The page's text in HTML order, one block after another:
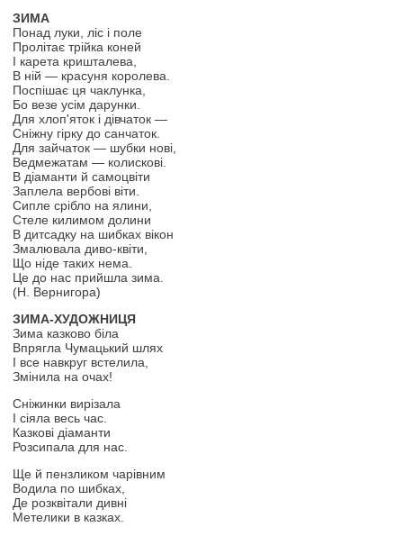
ЗИМА
Понад луки, ліс і поле
Пролітає трійка коней
І карета кришталева,
В ній — красуня королева.
Поспішає ця чаклунка,
Бо везе усім дарунки.
Для хлоп'яток і дівчаток —
Сніжну гірку до санчаток.
Для зайчаток — шубки нові,
Ведмежатам — колискові.
В діаманти й самоцвіти
Заплела вербові віти.
Сипле срібло на ялини,
Стеле килимом долини
В дитсадку на шибках вікон
Змалювала диво-квіти,
Що ніде таких нема.
Це до нас прийшла зима.
(Н. Вернигора)
ЗИМА-ХУДОЖНИЦЯ
Зима казково біла
Впрягла Чумацький шлях
І все навкруг встелила,
Змінила на очах!
Сніжинки вирізала
І сіяла весь час.
Казкові діаманти
Розсипала для нас.
Ще й пензликом чарівним
Водила по шибках,
Де розквітали дивні
Метелики в казках.